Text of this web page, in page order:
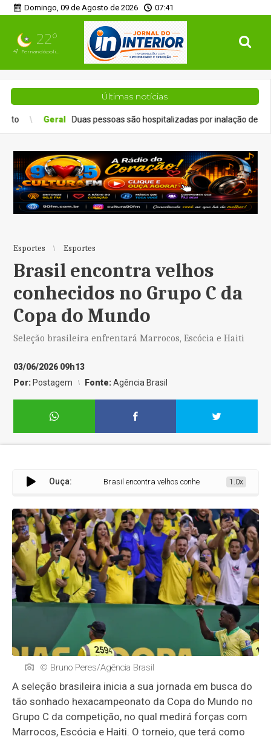
Domingo, 09 de Agosto de 2026 07:41
22°
Fernandópolis, SP
Últimas notícias
pessoas são hospitalizadas por inalação de fumaça em incêndio que
Esportes Esportes
Brasil encontra velhos
conhecidos no Grupo C da
Copa do Mundo
Seleção brasileira enfrentará Marrocos, Escócia e Haiti
03/06/2026 09h13
Por: Postagem Fonte:Agência Brasil
Ouça: Brasil encontra velhos conhecidos no Grupo C da
1.0x
© Bruno Peres/Agência Brasil
A seleção brasileira inicia a sua jornada em busca do
tão sonhado hexacampeonato da Copa do Mundo no
Grupo C da competição, no qual medirá forças com
Marrocos, Escócia e Haiti. O torneio, que terá como